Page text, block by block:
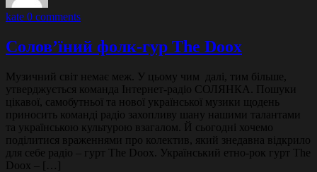
kate 0 comments
Солов’їний фолк-гур The Doox
Музичний світ немає меж. У цьому чим далі, тим більше,
утверджується команда Інтернет-радіо СОЛЯНКА. Пошуки
цікавої, самобутньої та нової української музики щодень
приносить команді радіо захопливу шану нашими талантами
та українською культурою взагалом. Й сьогодні хочемо
поділитися враженнями про колектив, який знедавна відкрило
для себе радіо – гурт The Doox. Український етно-рок гурт The
Doox – […]